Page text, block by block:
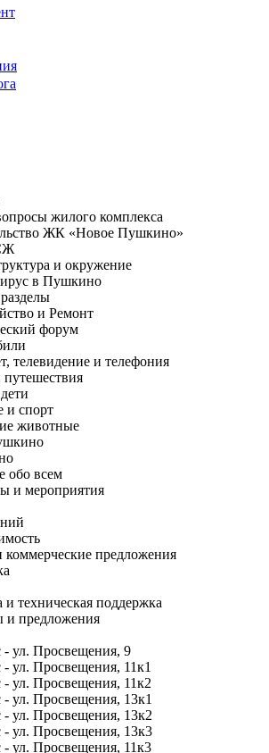
жилого комплекса
ЖК «Новое Пушкино»
и окружение
в Пушкино
и Ремонт
форум
телевидение и телефония
и спорт
животные
обо всем
и мероприятия
коммерческие предложения
и техническая поддержка
и предложения
- ул. Просвещения, 9
- ул. Просвещения, 11к1
- ул. Просвещения, 11к2
- ул. Просвещения, 13к1
- ул. Просвещения, 13к2
- ул. Просвещения, 13к3
- ул. Просвещения, 11к3